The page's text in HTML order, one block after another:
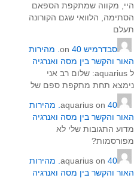
היי, מקווה שמתקפת הספאם
הסתימה, הלוואי שגם הקורונה
תעלם
סבדרמישon
40. מהירות
האור והקשר בין מסה ואנרגיה
ל aquarius‏: שלום רב אני
נימצא תחת מתקפת ספם של
aquarius on
40. מהירות
האור והקשר בין מסה ואנרגיה
מדוע התגובות שלי לא
מפורסמות?
aquarius on
40. מהירות
האור והקשר בין מסה ואנרגיה